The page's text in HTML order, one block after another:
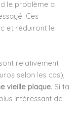
le problème a
Ces
et réduiront le
relativement
selon les cas),
vieille plaque. Si ta
intéressant de